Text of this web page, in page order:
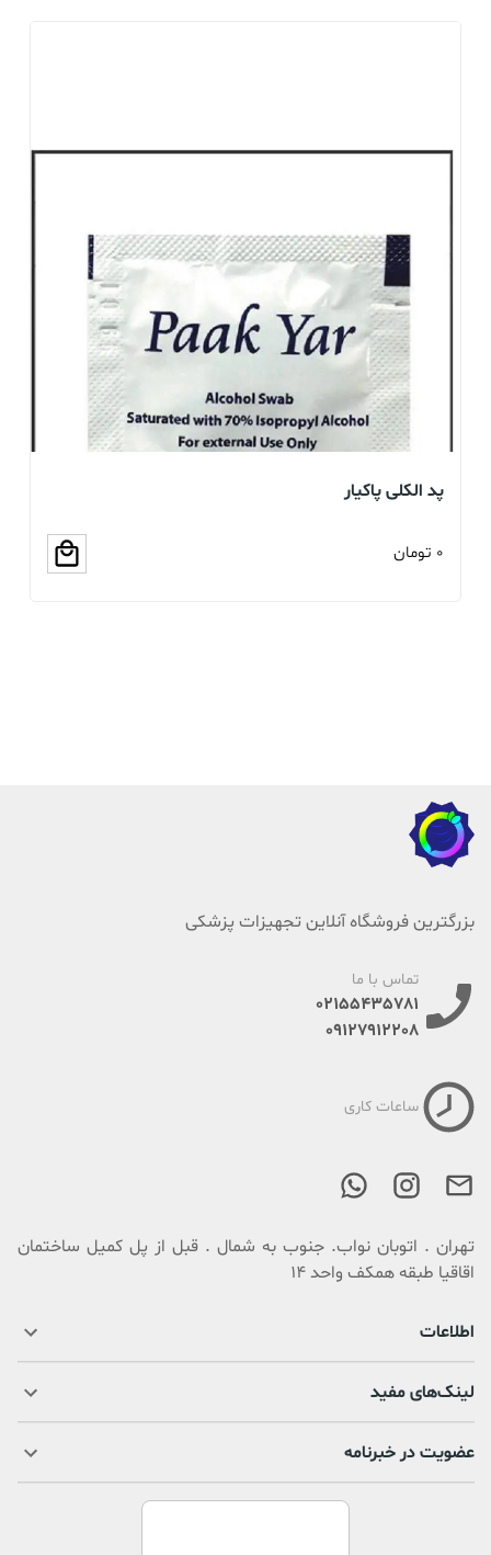
پد الکلی پاکیار
0 تومان
بزرگترین فروشگاه آنلاین تجهیزات پزشکی
تماس با ما
02155435781
09127912208
ساعات کاری
تهران . اتوبان نواب. جنوب به شمال . قبل از پل کمیل ساختمان
اقاقیا طبقه همکف واحد 14
اطلاعات
لینک‌های مفید
عضویت در خبرنامه